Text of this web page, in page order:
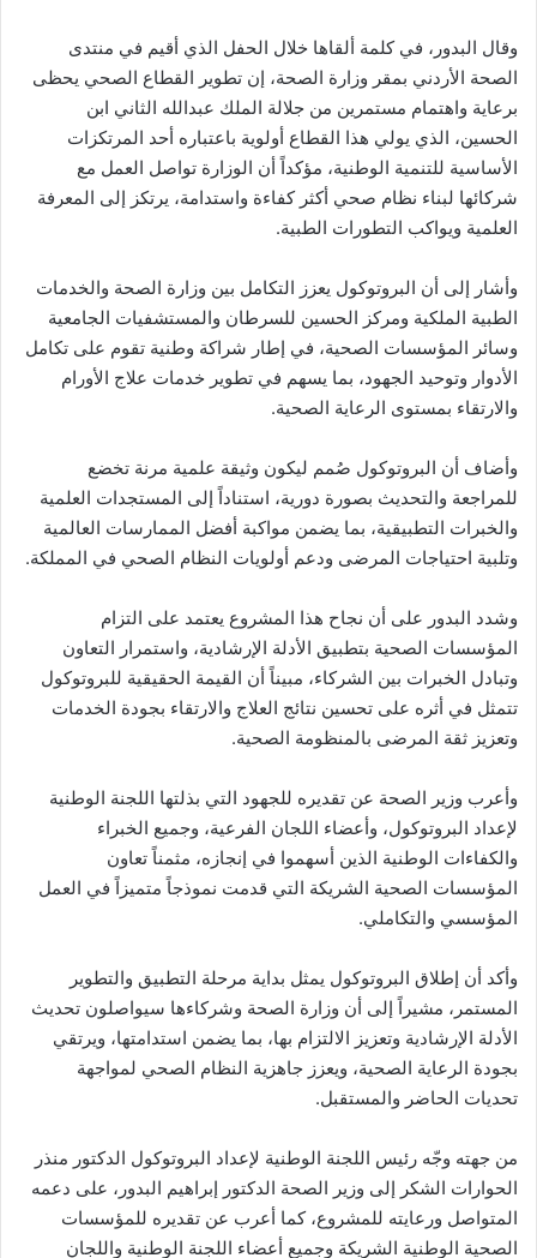
وقال البدور، في كلمة ألقاها خلال الحفل الذي أقيم في منتدى
الصحة الأردني بمقر وزارة الصحة، إن تطوير القطاع الصحي يحظى
برعاية واهتمام مستمرين من جلالة الملك عبدالله الثاني ابن
الحسين، الذي يولي هذا القطاع أولوية باعتباره أحد المرتكزات
الأساسية للتنمية الوطنية، مؤكداً أن الوزارة تواصل العمل مع
شركائها لبناء نظام صحي أكثر كفاءة واستدامة، يرتكز إلى المعرفة
العلمية ويواكب التطورات الطبية.
وأشار إلى أن البروتوكول يعزز التكامل بين وزارة الصحة والخدمات
الطبية الملكية ومركز الحسين للسرطان والمستشفيات الجامعية
وسائر المؤسسات الصحية، في إطار شراكة وطنية تقوم على تكامل
الأدوار وتوحيد الجهود، بما يسهم في تطوير خدمات علاج الأورام
والارتقاء بمستوى الرعاية الصحية.
وأضاف أن البروتوكول صُمم ليكون وثيقة علمية مرنة تخضع
للمراجعة والتحديث بصورة دورية، استناداً إلى المستجدات العلمية
والخبرات التطبيقية، بما يضمن مواكبة أفضل الممارسات العالمية
وتلبية احتياجات المرضى ودعم أولويات النظام الصحي في المملكة.
وشدد البدور على أن نجاح هذا المشروع يعتمد على التزام
المؤسسات الصحية بتطبيق الأدلة الإرشادية، واستمرار التعاون
وتبادل الخبرات بين الشركاء، مبيناً أن القيمة الحقيقية للبروتوكول
تتمثل في أثره على تحسين نتائج العلاج والارتقاء بجودة الخدمات
وتعزيز ثقة المرضى بالمنظومة الصحية.
وأعرب وزير الصحة عن تقديره للجهود التي بذلتها اللجنة الوطنية
لإعداد البروتوكول، وأعضاء اللجان الفرعية، وجميع الخبراء
والكفاءات الوطنية الذين أسهموا في إنجازه، مثمناً تعاون
المؤسسات الصحية الشريكة التي قدمت نموذجاً متميزاً في العمل
المؤسسي والتكاملي.
وأكد أن إطلاق البروتوكول يمثل بداية مرحلة التطبيق والتطوير
المستمر، مشيراً إلى أن وزارة الصحة وشركاءها سيواصلون تحديث
الأدلة الإرشادية وتعزيز الالتزام بها، بما يضمن استدامتها، ويرتقي
بجودة الرعاية الصحية، ويعزز جاهزية النظام الصحي لمواجهة
تحديات الحاضر والمستقبل.
من جهته وجّه رئيس اللجنة الوطنية لإعداد البروتوكول الدكتور منذر
الحوارات الشكر إلى وزير الصحة الدكتور إبراهيم البدور، على دعمه
المتواصل ورعايته للمشروع، كما أعرب عن تقديره للمؤسسات
الصحية الوطنية الشريكة وجميع أعضاء اللجنة الوطنية واللجان